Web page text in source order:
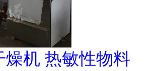
燥机 热敏性物料